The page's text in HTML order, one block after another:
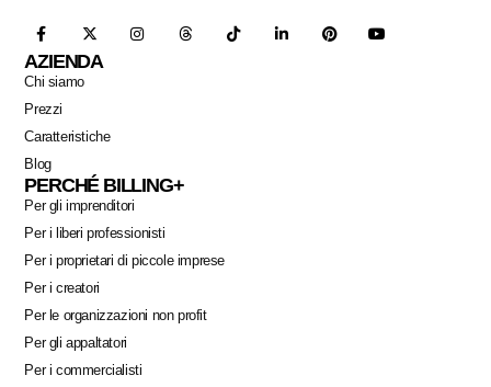
AZIENDA
Chi siamo
Prezzi
Caratteristiche
Blog
PERCHÉ BILLING+
Per gli imprenditori
Per i liberi professionisti
Per i proprietari di piccole imprese
Per i creatori
Per le organizzazioni non profit
Per gli appaltatori
Per i commercialisti